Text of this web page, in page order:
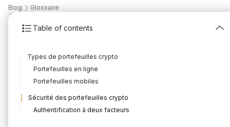
Blog Glossaire
Table of contents
Types de portefeuilles crypto
Portefeuilles en ligne
Portefeuilles mobiles
Sécurité des portefeuilles crypto
Authentification à deux facteurs
4
Written byMounir Laggoune
Les portefeuilles crypto sont essentiels pour les utilisateurs de